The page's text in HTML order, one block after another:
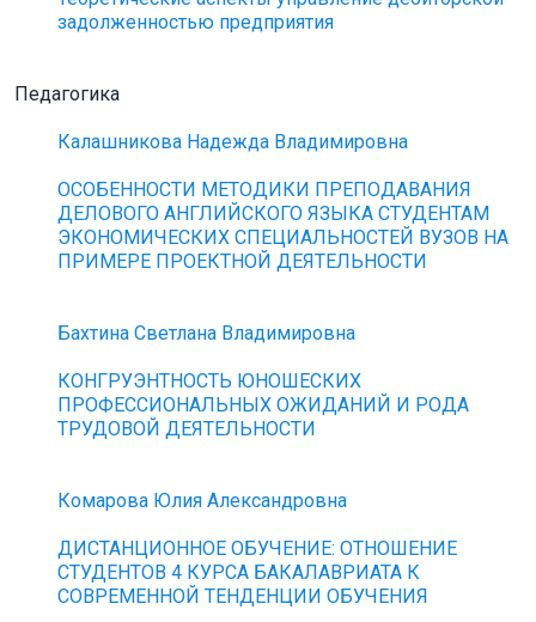
задолженностью предприятия
Педагогика
Калашникова Надежда Владимировна
ОСОБЕННОСТИ МЕТОДИКИ ПРЕПОДАВАНИЯ
ДЕЛОВОГО АНГЛИЙСКОГО ЯЗЫКА СТУДЕНТАМ
ЭКОНОМИЧЕСКИХ СПЕЦИАЛЬНОСТЕЙ ВУЗОВ НА
ПРИМЕРЕ ПРОЕКТНОЙ ДЕЯТЕЛЬНОСТИ
Бахтина Светлана Владимировна
КОНГРУЭНТНОСТЬ ЮНОШЕСКИХ
ПРОФЕССИОНАЛЬНЫХ ОЖИДАНИЙ И РОДА
ТРУДОВОЙ ДЕЯТЕЛЬНОСТИ
Комарова Юлия Александровна
ДИСТАНЦИОННОЕ ОБУЧЕНИЕ: ОТНОШЕНИЕ
СТУДЕНТОВ 4 КУРСА БАКАЛАВРИАТА К
СОВРЕМЕННОЙ ТЕНДЕНЦИИ ОБУЧЕНИЯ